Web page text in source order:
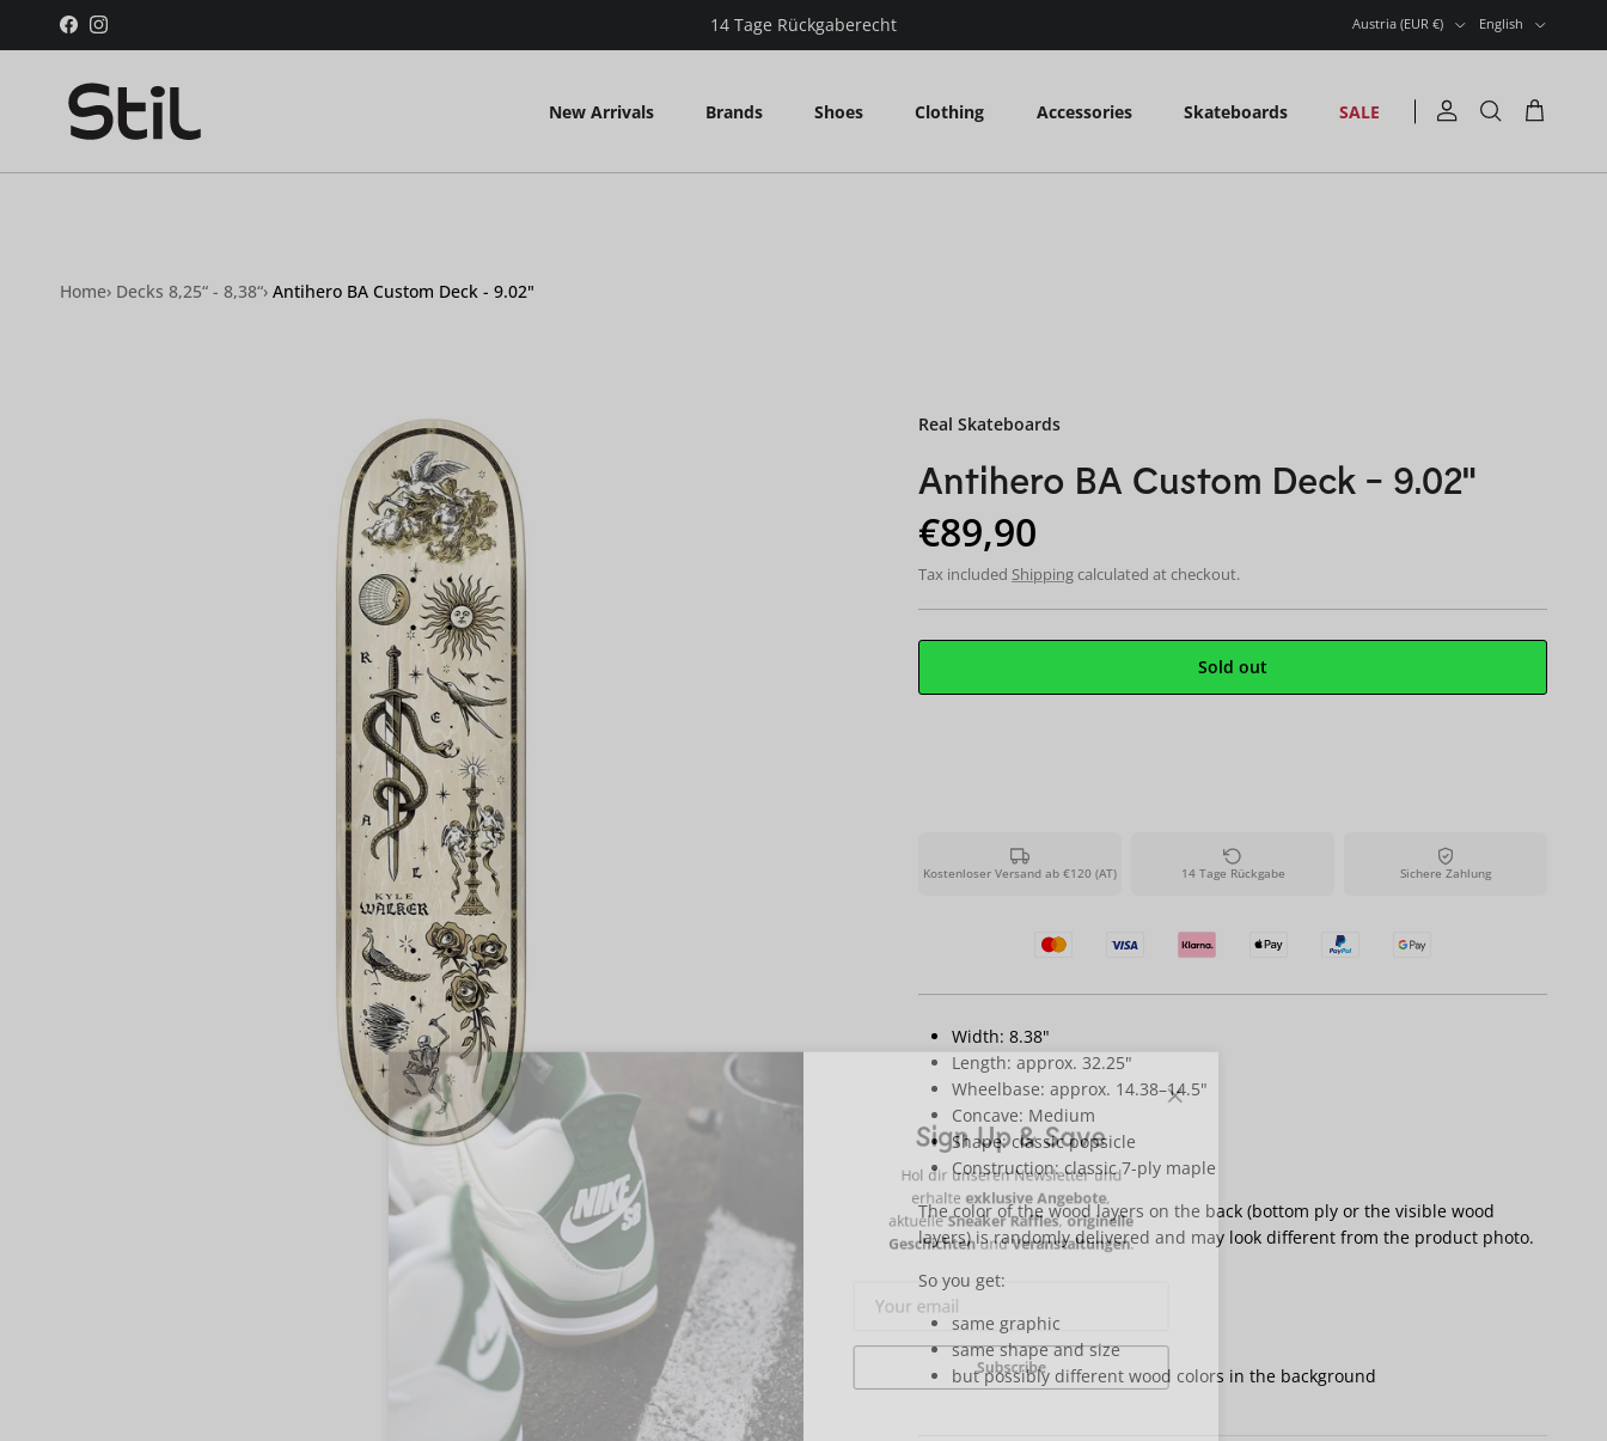
Skip to content
FacebookInstagram 14 Tage Rückgaberecht Austria (EUR €) English
New Arrivals Brands Shoes Clothing Accessories Skateboards SALE AccountSearch Cart
Home› Decks 8,25“ - 8,38“› Antihero BA Custom Deck - 9.02"
Real Skateboards
Antihero BA Custom Deck - 9.02"
Regular price
€89,90
Tax included Shippingcalculated at checkout.
Sold out
Kostenloser Versand ab €120 (AT) 14 Tage Rückgabe Sichere Zahlung
Width: 8.38"
Length: approx. 32.25"
Wheelbase: approx. 14.38–14.5"
Concave: Medium
Shape: classic popsicle
Construction: classic 7-ply maple
The color of the wood layers on the back (bottom ply or the visible wood
layers) is randomly delivered and may look different from the product photo.
So you get:
same graphic
same shape and size
but possibly different wood colors in the background
Sign Up & Save
Hol dir unseren Newsletter und
erhalte exklusive Angebote
aktuelleSneaker Raffles,originelle
GeschichtenundVeranstaltungen.
Subscribe